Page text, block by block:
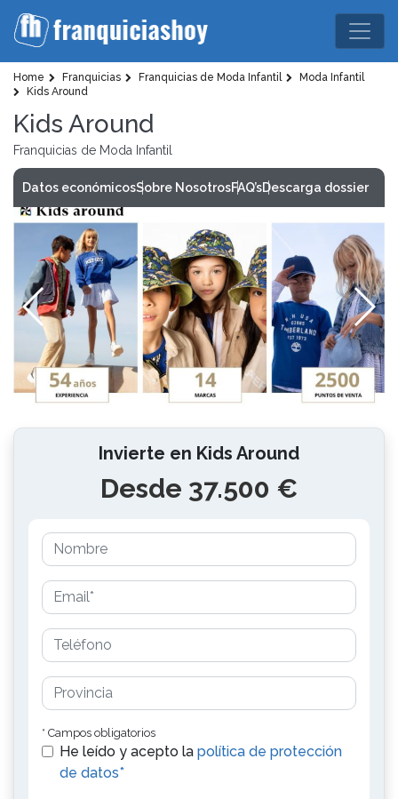
Home Franquicias Franquicias de Moda Infantil
Moda Infantil
Kids Around
Kids Around
Franquicias de Moda Infantil
Datos económicosSobre NosotrosFAQ’sDescarga dossier
Invierte en Kids Around
Desde 37.500 €
* Campos obligatorios
He leído y acepto la política de protección
de datos*